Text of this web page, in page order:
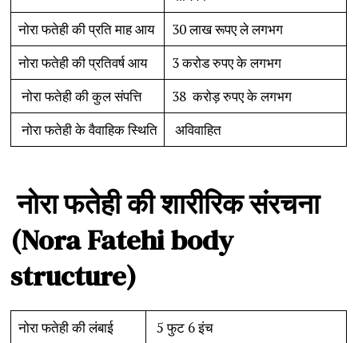
नोरा फतेही की प्रति माह आय
30 लाख रूपए ले लगभग
नोरा फतेही की प्रतिवर्ष आय
3 करोड रुपए के लगभग
नोरा फतेही की कुल संपत्ति
38 करोड़ रुपए के लगभग
नोरा फतेही के वैवाहिक स्थिति
अविवाहित
नोराफतेहीकीशारीरिकसंरचना
(Nora Fatehi body
structure)
नोरा फतेही की लंबाई
5 फुट 6 इंच